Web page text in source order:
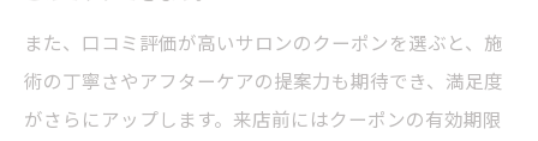
また、口コミ評価が高いサロンのクーポンを選ぶと、施
術の丁寧さやアフターケアの提案力も期待でき、満足度
がさらにアップします。来店前にはクーポンの有効期限